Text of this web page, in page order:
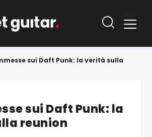
sui Daft Punk: la verità sulla
sui Daft Punk: la
reunion